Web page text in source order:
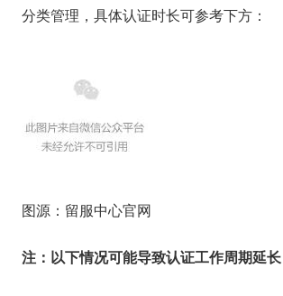
分类管理，具体认证时长可参考下方：
图源：留服中心官网
注：以下情况可能导致认证工作周期延长